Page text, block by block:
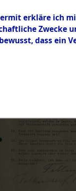
erkläre ich
Zwecke
dass ein